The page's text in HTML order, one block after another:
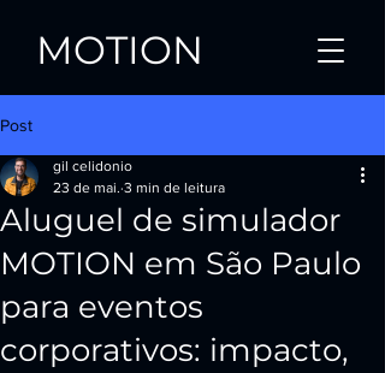
MOTION
Post
Aluguel de simulador
MOTION em São Paulo
para eventos
corporativos: impacto,
gil celidonio
23 de mai. 3 min de leitura